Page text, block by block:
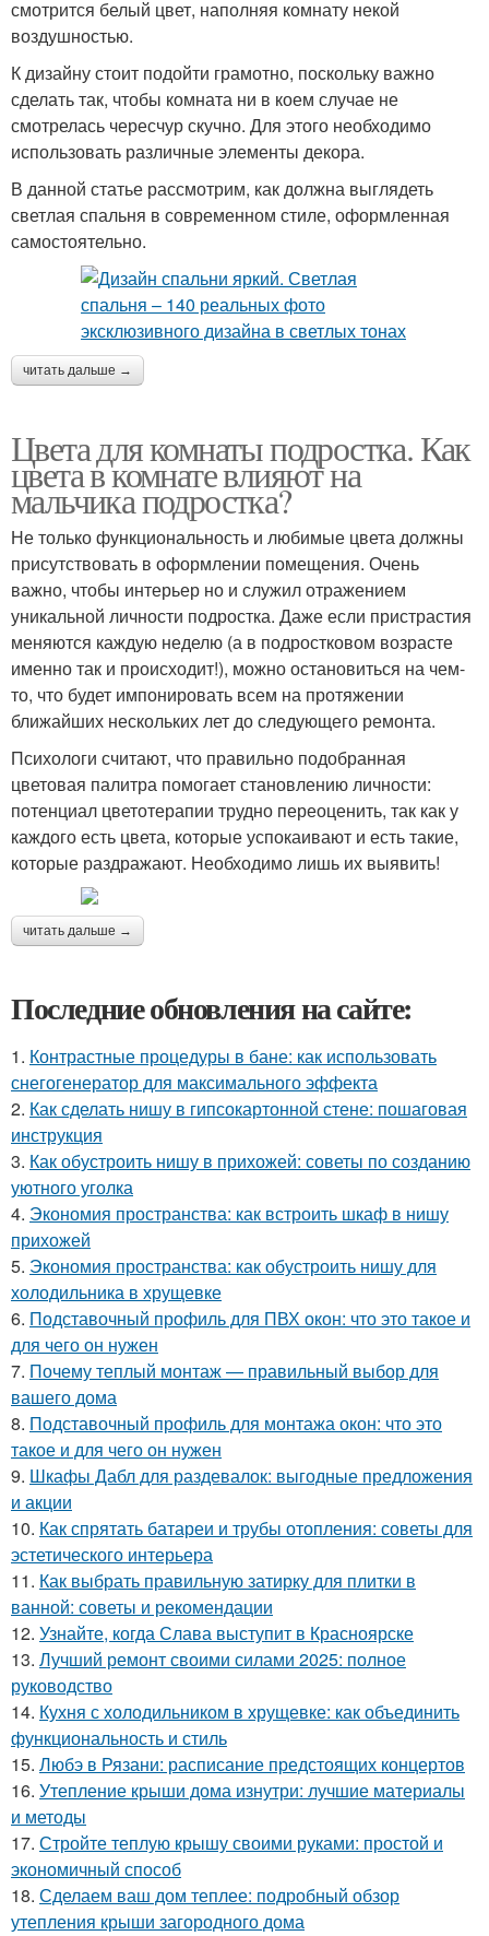
смотрится белый цвет, наполняя комнату некой
воздушностью.
К дизайну стоит подойти грамотно, поскольку важно
сделать так, чтобы комната ни в коем случае не
смотрелась чересчур скучно. Для этого необходимо
использовать различные элементы декора.
В данной статье рассмотрим, как должна выглядеть
светлая спальня в современном стиле, оформленная
самостоятельно.
читать дальше →
Цвета для комнаты подростка. Как
цвета в комнате влияют на
мальчика подростка?
Не только функциональность и любимые цвета должны
присутствовать в оформлении помещения. Очень
важно, чтобы интерьер но и служил отражением
уникальной личности подростка. Даже если пристрастия
меняются каждую неделю (а в подростковом возрасте
именно так и происходит!), можно остановиться на чем-
то, что будет импонировать всем на протяжении
ближайших нескольких лет до следующего ремонта.
Психологи считают, что правильно подобранная
цветовая палитра помогает становлению личности:
потенциал цветотерапии трудно переоценить, так как у
каждого есть цвета, которые успокаивают и есть такие,
которые раздражают. Необходимо лишь их выявить!
читать дальше →
Последние обновления на сайте:
1. Контрастные процедуры в бане: как использовать
снегогенератор для максимального эффекта
2. Как сделать нишу в гипсокартонной стене: пошаговая
инструкция
3. Как обустроить нишу в прихожей: советы по созданию
уютного уголка
4. Экономия пространства: как встроить шкаф в нишу
прихожей
5. Экономия пространства: как обустроить нишу для
холодильника в хрущевке
6. Подставочный профиль для ПВХ окон: что это такое и
для чего он нужен
7. Почему теплый монтаж — правильный выбор для
вашего дома
8. Подставочный профиль для монтажа окон: что это
такое и для чего он нужен
9. Шкафы Дабл для раздевалок: выгодные предложения
и акции
10. Как спрятать батареи и трубы отопления: советы для
эстетического интерьера
11. Как выбрать правильную затирку для плитки в
ванной: советы и рекомендации
12. Узнайте, когда Слава выступит в Красноярске
13. Лучший ремонт своими силами 2025: полное
руководство
14. Кухня с холодильником в хрущевке: как объединить
функциональность и стиль
15. Любэ в Рязани: расписание предстоящих концертов
16. Утепление крыши дома изнутри: лучшие материалы
и методы
17. Стройте теплую крышу своими руками: простой и
экономичный способ
18. Сделаем ваш дом теплее: подробный обзор
утепления крыши загородного дома